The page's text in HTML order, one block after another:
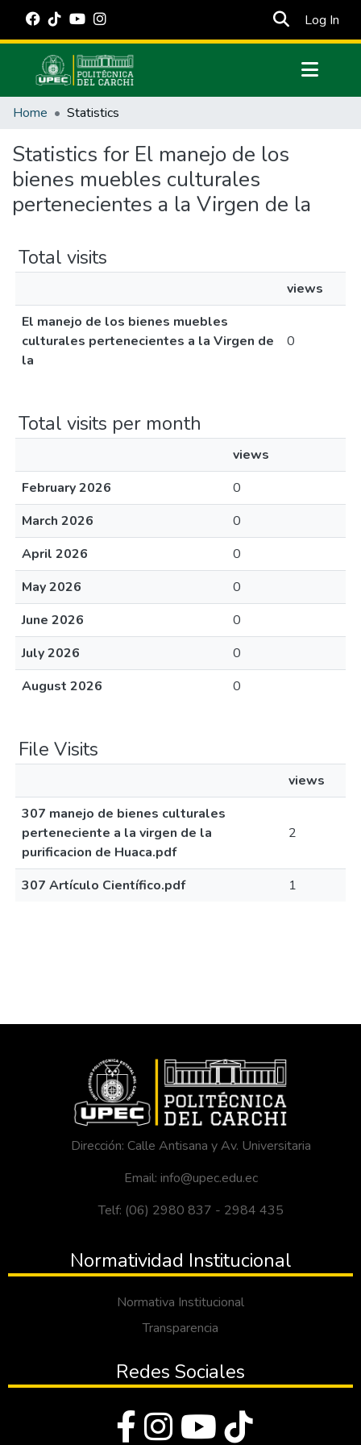
Log In
Communities & Collections
Estadísticas Externas
Manuales
Home Statistics
Statistics for El manejo de los
bienes muebles culturales
pertenecientes a la Virgen de la
Total visits
views
El manejo de los bienes muebles
culturales pertenecientes a la Virgen de
la
0
Total visits per month
views
February 2026
0
March 2026
0
April 2026
0
May 2026
0
June 2026
0
July 2026
0
August 2026
0
File Visits
views
307 manejo de bienes culturales
perteneciente a la virgen de la
purificacion de Huaca.pdf
2
307 Artículo Científico.pdf 1
Dirección: Calle Antisana y Av. Universitaria
Email: info@upec.edu.ec
Telf: (06) 2980 837 - 2984 435
Normatividad Institucional
Normativa Institucional
Transparencia
Redes Sociales